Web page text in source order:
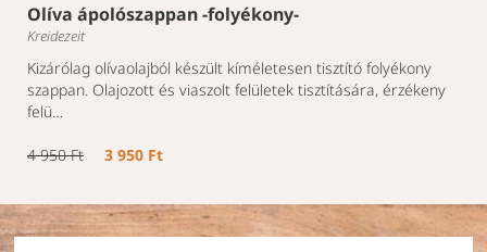
Olíva ápolószappan -folyékony-
Kreidezeit
Kizárólag olívaolajból készült kíméletesen tisztító folyékony
szappan. Olajozott és viaszolt felületek tisztítására, érzékeny
felü…
4 950 Ft 3 950 Ft